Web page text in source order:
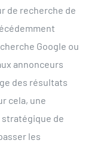
de recherche de
Google ou
annonceurs
des résultats
cela, une
stratégique de
les